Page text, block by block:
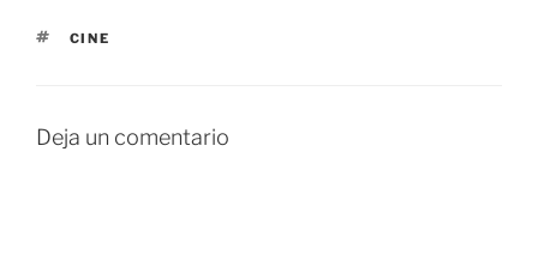
ETIQUETAS
CINE
Deja un comentario